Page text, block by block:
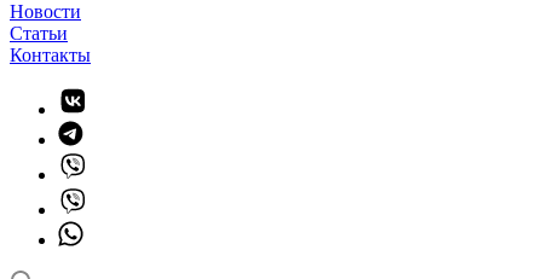
Новости
Статьи
Контакты